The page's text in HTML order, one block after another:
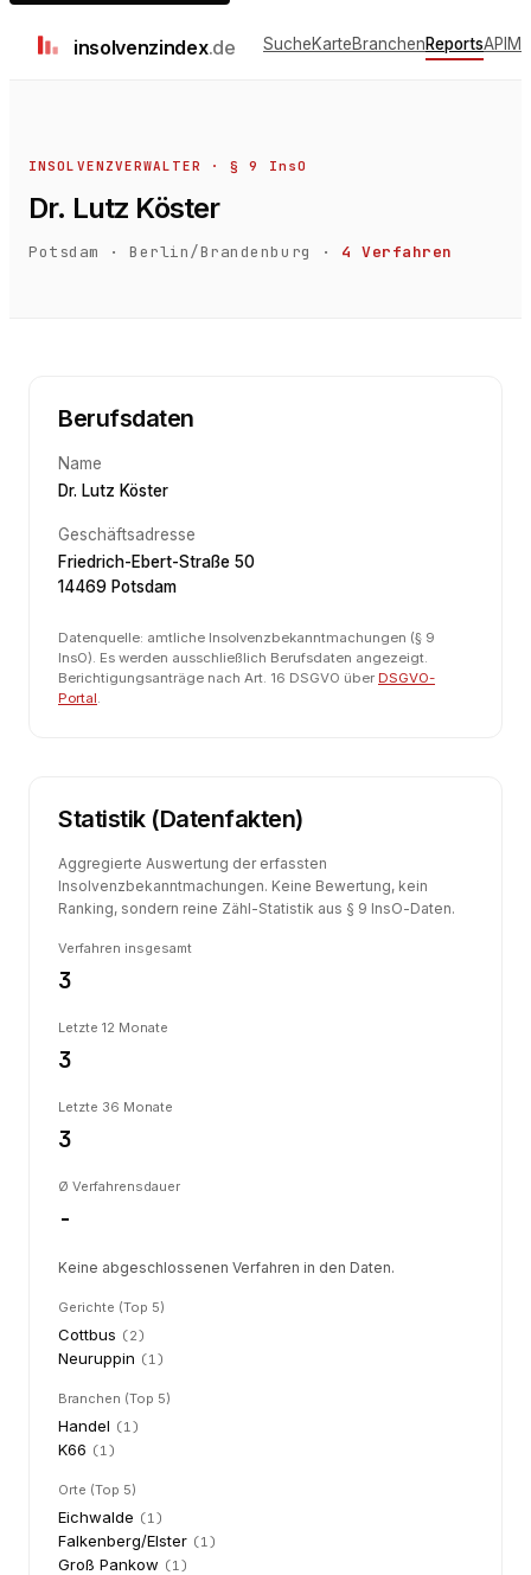
insolvenzindex.de SucheKarteBranchenReportsAPI
INSOLVENZVERWALTER · § 9 InsO
Dr. Lutz Köster
Potsdam ·Berlin/Brandenburg · 4 Verfahren
Berufsdaten
Name
Dr. Lutz Köster
Geschäftsadresse
Friedrich-Ebert-Straße 50
14469 Potsdam
Datenquelle: amtliche Insolvenzbekanntmachungen (§ 9
InsO). Es werden ausschließlich Berufsdaten angezeigt.
Berichtigungsanträge nach Art. 16 DSGVO über DSGVO-
Portal.
Statistik (Datenfakten)
Aggregierte Auswertung der erfassten
Insolvenzbekanntmachungen. Keine Bewertung, kein
Ranking, sondern reine Zähl-Statistik aus § 9 InsO-Daten.
Verfahren insgesamt
3
Letzte 12 Monate
3
Letzte 36 Monate
3
Ø Verfahrensdauer
-
Keine abgeschlossenen Verfahren in den Daten.
Gerichte (Top 5)
Cottbus (2)
Neuruppin (1)
Branchen (Top 5)
Handel (1)
K66 (1)
Orte (Top 5)
Eichwalde (1)
Falkenberg/Elster (1)
Groß Pankow (1)